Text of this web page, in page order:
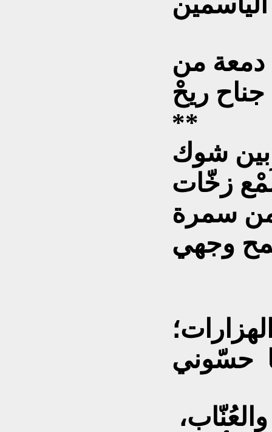
دمعة من
ريحْ
**
شوك
زخّات
سمرة
وجهي
حسّوني